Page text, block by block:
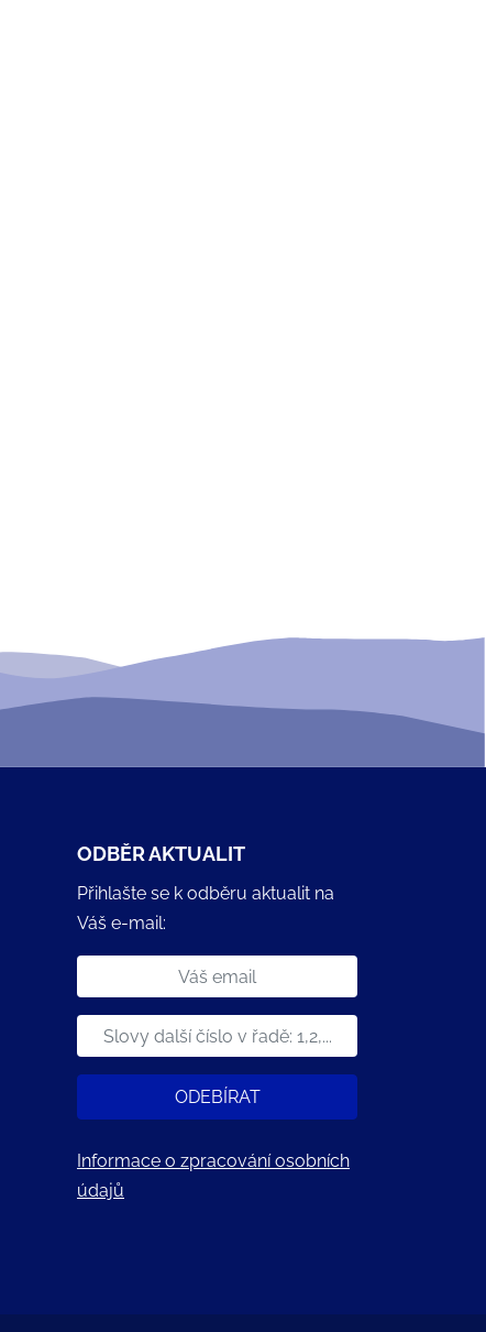
ODBĚR AKTUALIT
Přihlašte se k odběru aktualit na
Váš e-mail:
ODEBÍRAT
Informace o zpracování osobních
údajů